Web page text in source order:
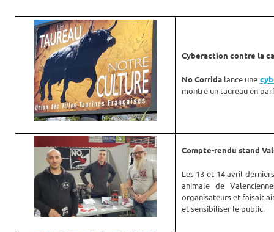
Cyberaction contre la
No Corridalance une
montre un taureau en
Compte-rendu stand
Les 13 et 14 avril
animale de
organisateurs et faisait
et sensibiliser le public.